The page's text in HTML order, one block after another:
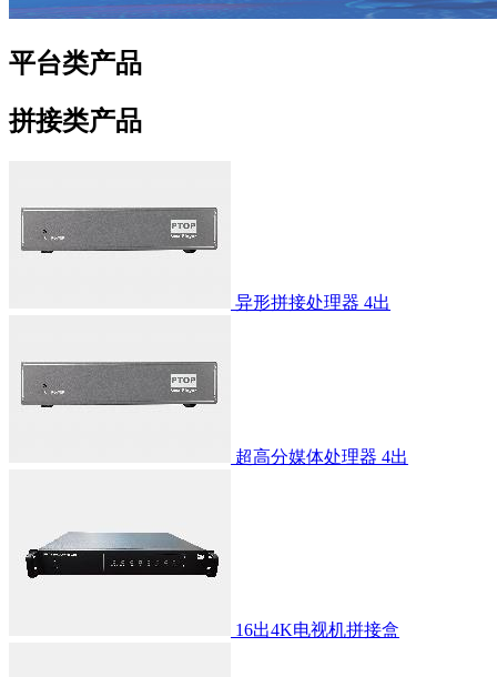
平台类产品
拼接类产品
异形拼接处理器 4出
超高分媒体处理器 4出
16出4K电视机拼接盒